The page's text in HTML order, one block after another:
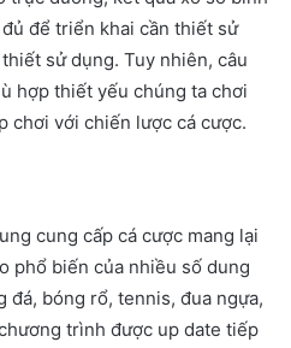
để triển khai cần thiết sử
sử dụng. Tuy nhiên, câu
hợp thiết yếu chúng ta chơi
chơi với chiến lược cá cược.
cung cấp cá cược mang lại
phổ biến của nhiều số dung
đá, bóng rổ, tennis, đua ngựa,
trình được up date tiếp